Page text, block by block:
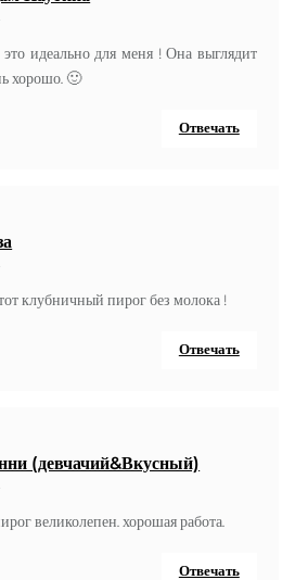
идеально для меня ! Она выглядит
хорошо. 🙂
Отвечать
клубничный пирог без молока !
Отвечать
(девчачий&Вкусный)
великолепен. хорошая работа.
Отвечать